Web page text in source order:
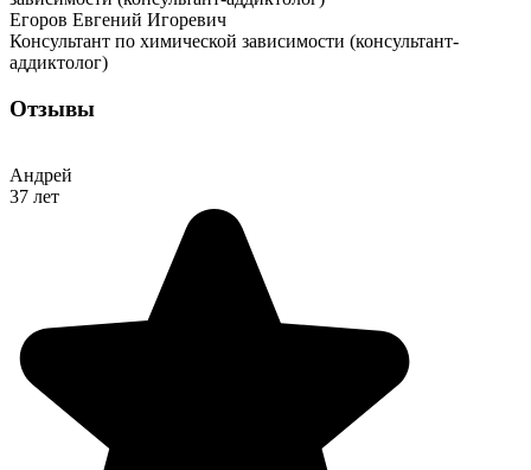
Егоров Евгений Игоревич
Консультант по химической зависимости (консультант-
аддиктолог)
Отзывы
Андрей
37 лет